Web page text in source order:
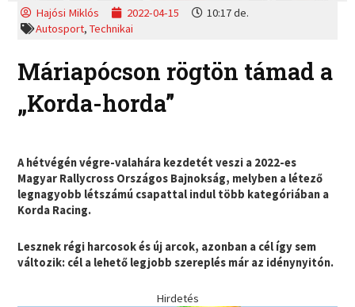
Hajósi Miklós 2022-04-15
10:17 de.
Autosport,Technikai
Máriapócson rögtön támad a
„Korda-horda”
A hétvégén végre-valahára kezdetét veszi a 2022-es
Magyar Rallycross Országos Bajnokság, melyben a létező
legnagyobb létszámú csapattal indul több kategóriában a
Korda Racing.
Lesznek régi harcosok és új arcok, azonban a cél így sem
változik: cél a lehető legjobb szereplés már az idénynyitón.
Hirdetés